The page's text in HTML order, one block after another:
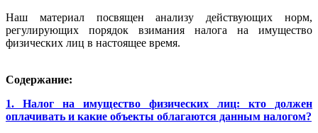
Наш материал посвящен анализу действующих норм,
регулирующих порядок взимания налога на имущество
физических лиц в настоящее время.
Содержание:
1. Налог на имущество физических лиц: кто должен
оплачивать и какие объекты облагаются данным налогом?